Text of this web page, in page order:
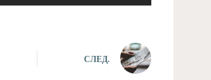
СЛЕД.